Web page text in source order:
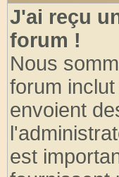
J'ai reçu
forum !
Nous
forum
envoient
est